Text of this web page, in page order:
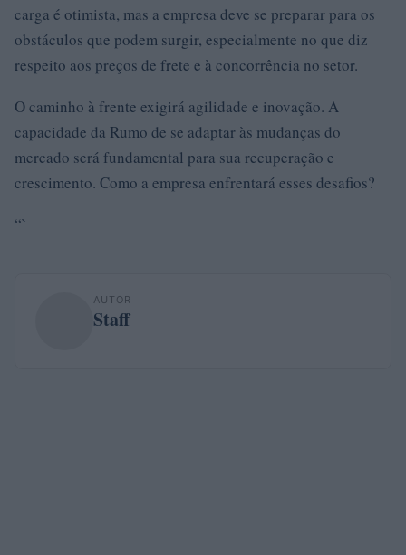
carga é otimista, mas a empresa deve se preparar para os
obstáculos que podem surgir, especialmente no que diz
respeito aos preços de frete e à concorrência no setor.
O caminho à frente exigirá agilidade e inovação. A
capacidade da Rumo de se adaptar às mudanças do
mercado será fundamental para sua recuperação e
crescimento. Como a empresa enfrentará esses desafios?
“`
AUTOR
Staff